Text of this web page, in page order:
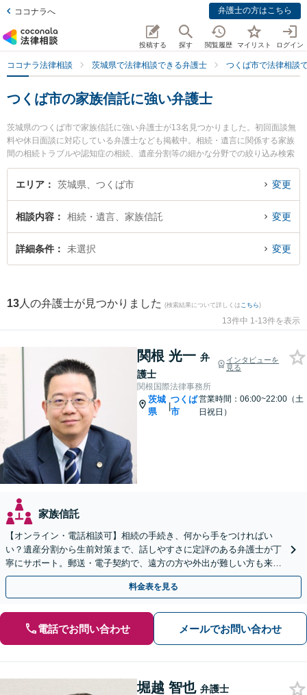
ココナラへ 弁護士の方はこちら
投稿する 探す 閲覧履歴 マイリスト ログイン
ココナラ法律相談 茨城県で法律相談できる弁護士 つくば市で法律相談
つくば市の家族信託に強い弁護士
茨城県のつくば市で家族信託に強い弁護士が13名見つかりました。初回面談無
料や休日面談に対応している弁護士なども掲載中。相続・遺言に関係する家族
間の相続トラブルや認知症の相続、遺産分割等の細かな分野での絞り込み検索
もでき便利です。特に関根国際法律事務所の関根 光一弁護士やつくば中央法律
事務所の堀越 智也弁護士、さくらの杜法律事務所の塚田 学弁護士のプロフィー
ル情報や弁護士費用、強みなどが注目されています。『つくば市で土日や夜間
トラブル解決の実績豊富な近くの弁護士を検索したい』『初回相談無料で家族
信託を法律相談できるつくば市内の弁護士に相談予約したい』などでお困りの
相談者さんにおすすめです。
エリア 茨城県、つくば市 変更
相談内容 相続・遺言、家族信託 変更
詳細条件 未選択 変更
13 人の弁護士が見つかりました (検索結果について詳しくは こちら)
13件中 1-13件を表示
関根 光一 弁
護士
インタビューを
見る
関根国際法律事務所
茨城
県
|
つくば
市
営業時間：06:00~22:00（土
日祝日）
家族信託
【オンライン・電話相談可】相続の手続き、何から手をつければい
い？遺産分割から生前対策まで、話しやすさに定評のある弁護士が丁
寧にサポート。郵送・電子契約で、遠方の方や外出が難しい方も来所
不要で即日着手が可能です。まずはご相談ください。
料金表を見る
電話でお問い合わせ メールでお問い合わせ
堀越 智也 弁護士